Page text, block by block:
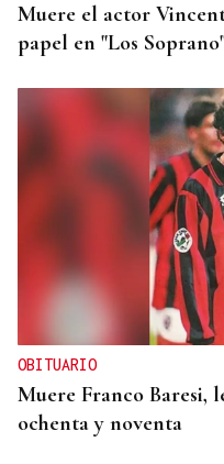
Muere el actor
papel en "Los
OBITUARIO
Muere Franco Baresi,
ochenta y noventa